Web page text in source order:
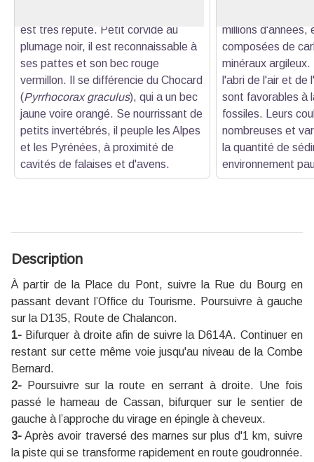
est très réputé. Petit corvidé au
plumage noir, il est reconnaissable à
ses pattes et son bec rouge
vermillon. Il se différencie du Chocard
(Pyrrhocorax graculus), qui a un bec
jaune voire orangé. Se nourrissant de
petits invertébrés, il peuple les Alpes
et les Pyrénées, à proximité de
cavités de falaises et d'avens.
millions d'années,
composées de
minéraux
l'abri de l'air et de
sont favorables à
fossiles. Leurs
nombreuses et
la quantité de
environnement
Description
À partir de la Place du Pont, suivre la Rue du Bourg en
passant devant l’Office du Tourisme. Poursuivre à gauche
sur la D135, Route de Chalancon.
1- Bifurquer à droite afin de suivre la D614A. Continuer en
restant sur cette même voie jusqu'au niveau de la Combe
Bernard.
2- Poursuivre sur la route en serrant à droite. Une fois
passé le hameau de Cassan, bifurquer sur le sentier de
gauche à l’approche du virage en épingle à cheveux.
3- Après avoir traversé des marnes sur plus d'1 km, suivre
la piste qui se transforme rapidement en route goudronnée.